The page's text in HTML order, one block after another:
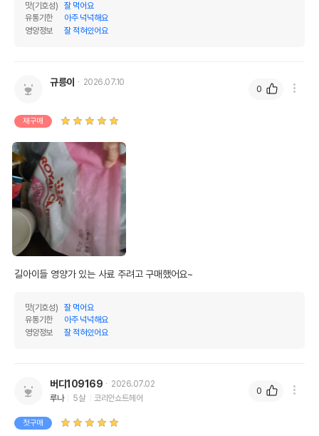
맛(기호성)
잘 먹어요
유통기한
아주 넉넉해요
영양정보
잘 적혀있어요
규릉이 2026.07.10
재구매
길아이들 영양가 있는 사료 주려고 구매했어요~
맛(기호성)
잘 먹어요
유통기한
아주 넉넉해요
영양정보
잘 적혀있어요
0
버디109169
2026.07.02
루나
5살 코리안쇼트헤어
첫구매
0